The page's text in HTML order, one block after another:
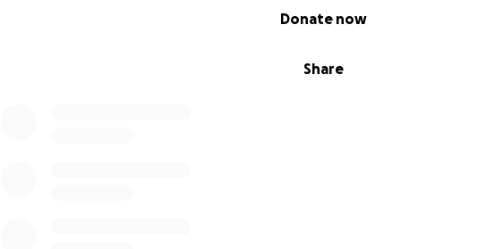
Share
Donate now